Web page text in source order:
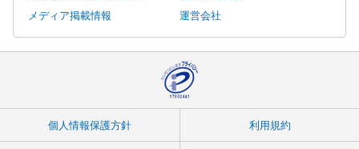
メディア掲載情報
運営会社
個人情報保護方針 利用規約